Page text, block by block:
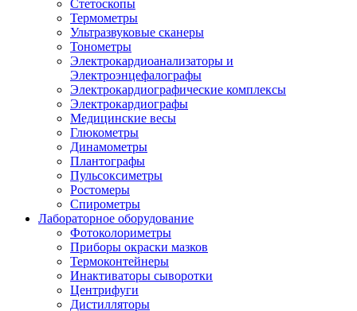
Стетоскопы
Термометры
Ультразвуковые сканеры
Тонометры
Электрокардиоанализаторы и
Электроэнцефалографы
Электрокардиографические комплексы
Электрокардиографы
Медицинские весы
Глюкометры
Динамометры
Плантографы
Пульсоксиметры
Ростомеры
Спирометры
Лабораторное оборудование
Фотоколориметры
Приборы окраски мазков
Термоконтейнеры
Инактиваторы сыворотки
Центрифуги
Дистилляторы